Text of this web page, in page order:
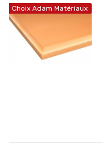
Choix Adam Matériaux